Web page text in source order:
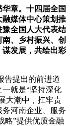
章。十四届全国
融媒体中心策划推
豫全国人大代表结
、乡村振兴、创
发展，共绘出彩
提出的前进道
就是“坚持深化
大潮中，扛牢责
河南企业、服务
略”提供优质金融